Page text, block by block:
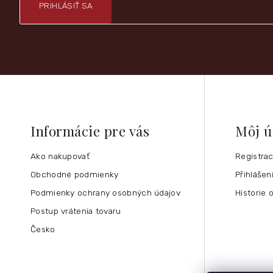
PRIHLÁSIŤ SA
Informácie pre vás
Ako nakupovať
Obchodné podmienky
Podmienky ochrany osobných údajov
Postup vrátenia tovaru
Česko
Môj
Přihlášení
Historie